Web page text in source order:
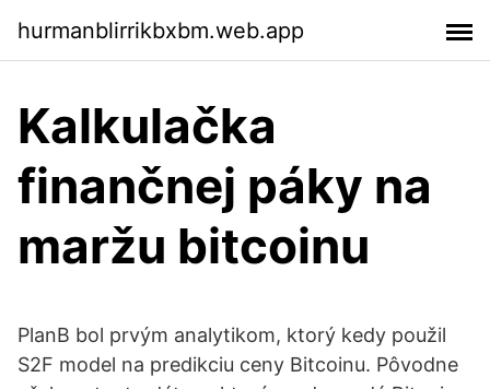
hurmanblirrikbxbm.web.app
Kalkulačka
finančnej páky na
maržu bitcoinu
PlanB bol prvým analytikom, ktorý kedy použil
S2F model na predikciu ceny Bitcoinu. Pôvodne